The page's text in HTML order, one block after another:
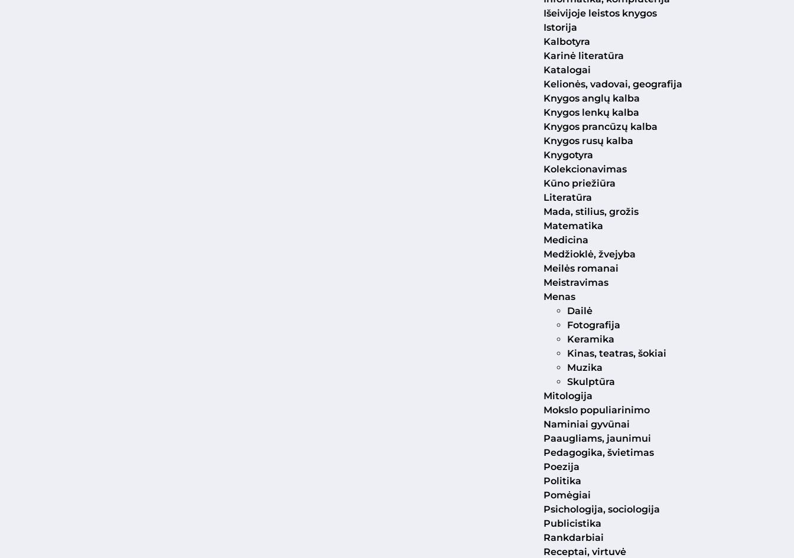
Išeivijoje leistos knygos
Istorija
Kalbotyra
Karinė literatūra
Katalogai
Kelionės, vadovai, geografija
Knygos anglų kalba
Knygos lenkų kalba
Knygos prancūzų kalba
Knygos rusų kalba
Knygotyra
Kolekcionavimas
Kūno priežiūra
Literatūra
Mada, stilius, grožis
Matematika
Medicina
Medžioklė, žvejyba
Meilės romanai
Meistravimas
Menas
Dailė
Fotografija
Keramika
Kinas, teatras, šokiai
Muzika
Skulptūra
Mitologija
Mokslo populiarinimo
Naminiai gyvūnai
Paaugliams, jaunimui
Pedagogika, švietimas
Poezija
Politika
Pomėgiai
Psichologija, sociologija
Publicistika
Rankdarbiai
Receptai, virtuvė